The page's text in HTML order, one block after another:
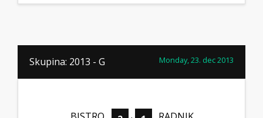
Skupina: 2013 - G Monday, 23. dec 2013